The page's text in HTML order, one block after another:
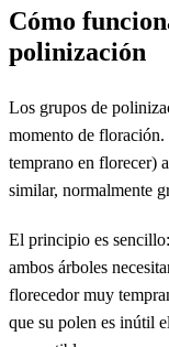
Cómo
polinización
Los grupos de
momento de floración.
temprano en florecer)
similar, normalmente
El principio es
ambos árboles
florecedor muy
que su polen es inútil